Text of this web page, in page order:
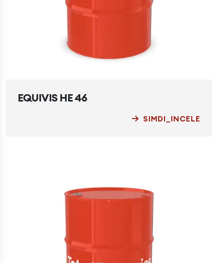
EQUIVIS HE 46
SIMDI_INCELE